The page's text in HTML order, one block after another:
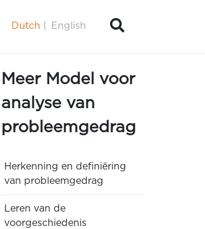
Dutch English
Meer Model voor
analyse van
probleemgedrag
Herkenning en definiëring
van probleemgedrag
Leren van de
voorgeschiedenis